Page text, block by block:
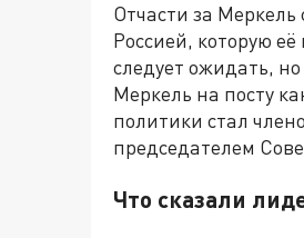
Отчасти за
Россией, которую
следует ожидать,
Меркель на посту
политики стал
председателем
Что сказали